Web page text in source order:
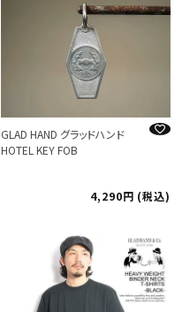
GLAD HAND グラッドハンド
HOTEL KEY FOB
4,290 税込